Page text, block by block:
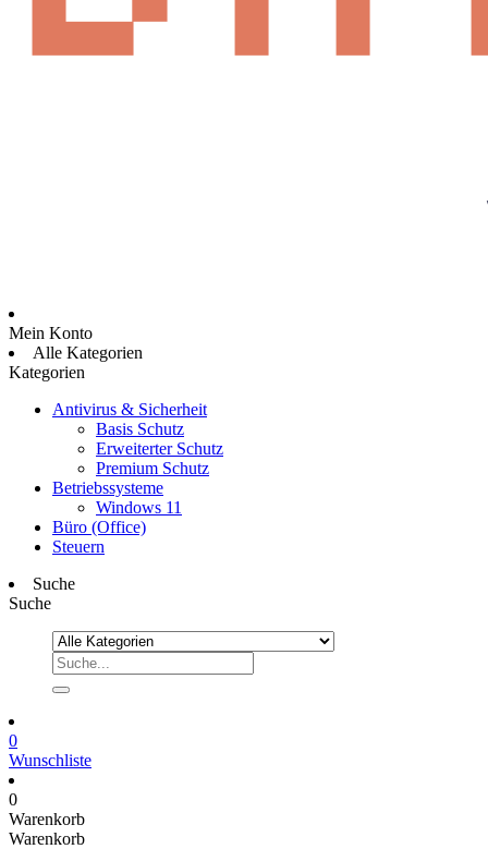
Mein Konto
Alle Kategorien
Kategorien
Antivirus & Sicherheit
Basis Schutz
Erweiterter Schutz
Premium Schutz
Betriebssysteme
Windows 11
Büro (Office)
Steuern
Suche
Suche
0
Wunschliste
0
Warenkorb
Warenkorb